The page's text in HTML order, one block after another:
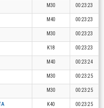
M30 00:23:23
M40 00:23:23
M30 00:23:23
K18 00:23:23
M40 00:23:24
M30 00:23:25
M30 00:23:25
K40 00:23:25